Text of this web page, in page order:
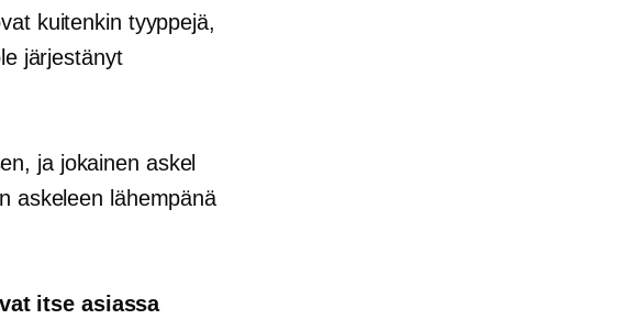
kuitenkin tyyppejä,
järjestänyt
ja jokainen askel
askeleen lähempänä
itse asiassa